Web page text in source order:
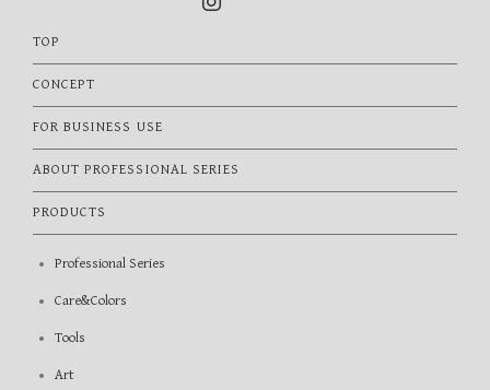
TOP
CONCEPT
FOR BUSINESS USE
ABOUT PROFESSIONAL SERIES
PRODUCTS
Professional Series
Care&Colors
Tools
Art